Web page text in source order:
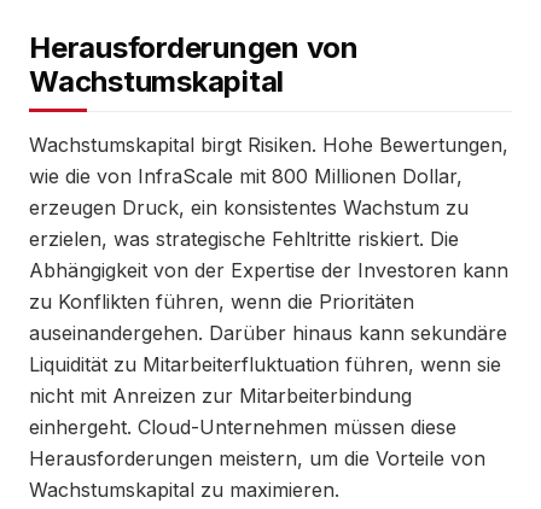
Herausforderungen von
Wachstumskapital
Wachstumskapital birgt Risiken. Hohe Bewertungen,
wie die von InfraScale mit 800 Millionen Dollar,
erzeugen Druck, ein konsistentes Wachstum zu
erzielen, was strategische Fehltritte riskiert. Die
Abhängigkeit von der Expertise der Investoren kann
zu Konflikten führen, wenn die Prioritäten
auseinandergehen. Darüber hinaus kann sekundäre
Liquidität zu Mitarbeiterfluktuation führen, wenn sie
nicht mit Anreizen zur Mitarbeiterbindung
einhergeht. Cloud-Unternehmen müssen diese
Herausforderungen meistern, um die Vorteile von
Wachstumskapital zu maximieren.